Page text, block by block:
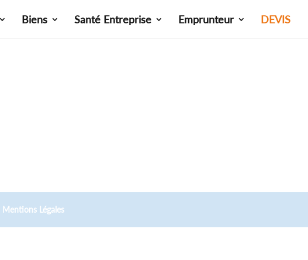
Biens Santé Entreprise Emprunteur DEVIS
Mentions Légales